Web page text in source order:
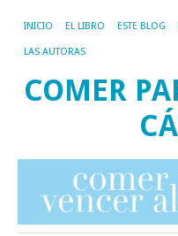
INICIO EL LIBRO ESTE BLOG
LAS AUTORAS
COMER